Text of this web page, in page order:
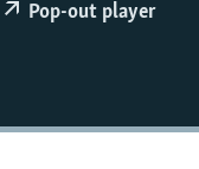
Pop-out player